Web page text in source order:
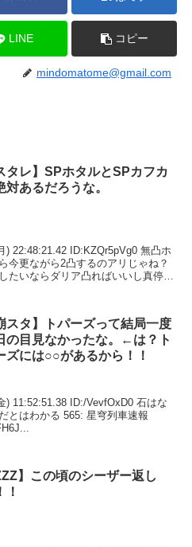
LINE コピー
mindomatome@gmail.com
タレ】SPホタルとSPカフカ
対あるだろうな。
) 22:48:21.42 ID:KZQr5pVg0 無凸ホ
今更ながら2凸するのアリじゃね？
たいならダリア凸ればいいし真停雲
スタ】トパーズって結局一度
の目見なかったな。←は？ト
ズには○○があるから！！
) 11:52:51.38 ID:/VevfOxD0 石はな
とはわかる 565: 星穹列車速報
】この頃のシーザー返し
！